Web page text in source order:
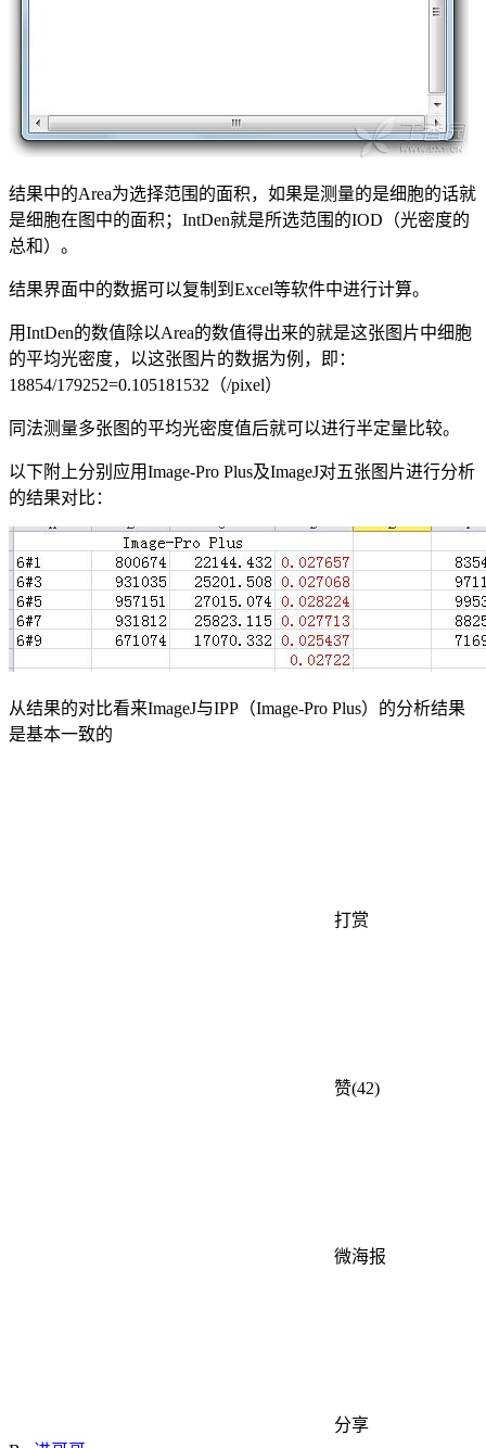
结果中的Area为选择范围的面积，如果是测量的是细胞的话就
是细胞在图中的面积；IntDen就是所选范围的IOD（光密度的
总和）。
结果界面中的数据可以复制到Excel等软件中进行计算。
用IntDen的数值除以Area的数值得出来的就是这张图片中细胞
的平均光密度，以这张图片的数据为例，即：
18854/179252=0.105181532（/pixel）
同法测量多张图的平均光密度值后就可以进行半定量比较。
以下附上分别应用Image-Pro Plus及ImageJ对五张图片进行分析
的结果对比：
从结果的对比看来ImageJ与IPP（Image-Pro Plus）的分析结果
是基本一致的
打赏
赞(42)
微海报
分享